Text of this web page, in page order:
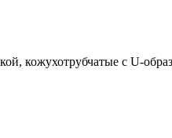
кожухотрубчатые с U-